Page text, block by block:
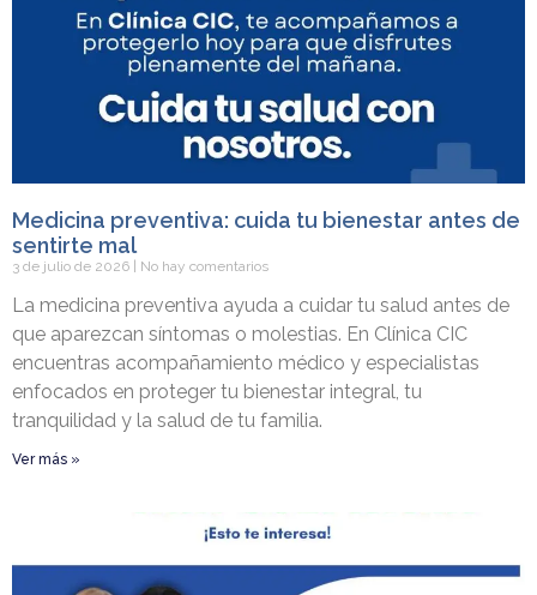
Medicina preventiva: cuida tu bienestar antes de
sentirte mal
3 de julio de 2026 No hay comentarios
La medicina preventiva ayuda a cuidar tu salud antes de
que aparezcan síntomas o molestias. En Clínica CIC
encuentras acompañamiento médico y especialistas
enfocados en proteger tu bienestar integral, tu
tranquilidad y la salud de tu familia.
Ver más »